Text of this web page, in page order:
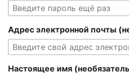
Адрес электронной почты
Настоящее имя